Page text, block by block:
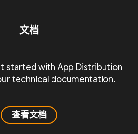
文档
started with App Distribution
technical documentation.
查看文档